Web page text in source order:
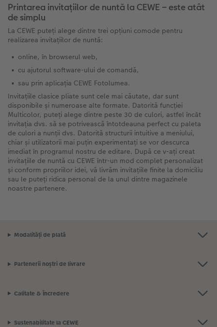
Printarea invitațiilor de nuntă la CEWE – este atât
de simplu
La CEWE puteți alege dintre trei opțiuni comode pentru
realizarea invitațiilor de nuntă:
online, în browserul web,
cu ajutorul software-ului de comandă,
sau prin aplicația CEWE Fotolumea.
Invitațiile clasice pliate sunt cele mai căutate, dar sunt
disponibile și numeroase alte formate. Datorită funcției
Multicolor, puteți alege dintre peste 30 de culori, astfel încât
invitația dvs. să se potrivească întotdeauna perfect cu paleta
de culori a nunții dvs. Datorită structurii intuitive a meniului,
chiar și utilizatorii mai puțin experimentați se vor descurca
imediat în programul nostru de editare. După ce v-ați creat
invitațiile de nuntă cu CEWE într-un mod complet personalizat
și conform propriilor idei, vă livrăm invitațiile finite la domiciliu
sau le puteți ridica personal de la unul dintre magazinele
noastre partenere.
Modalități de plată
Partenerii noștri de livrare
Calitate & Încredere
Sustenabilitate la CEWE